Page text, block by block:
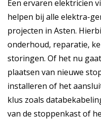
Een ervaren elektricien
helpen bij alle elektra-
projecten in Asten.
onderhoud, reparatie,
storingen. Of het nu
plaatsen van nieuwe
installeren of het
klus zoals
van de stoppenkast of